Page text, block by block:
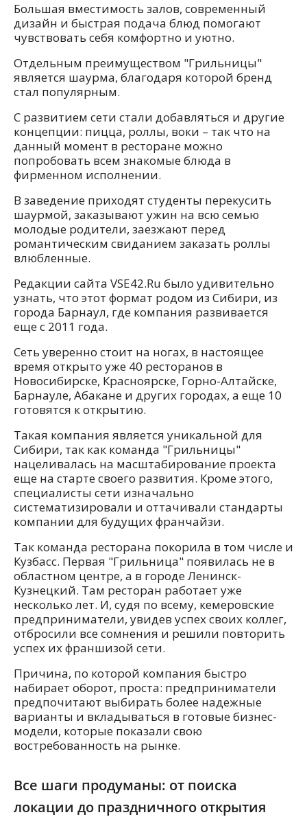
Большая вместимость залов, современный
дизайн и быстрая подача блюд помогают
чувствовать себя комфортно и уютно.
Отдельным преимуществом "Грильницы"
является шаурма, благодаря которой бренд
стал популярным.
С развитием сети стали добавляться и другие
концепции: пицца, роллы, воки – так что на
данный момент в ресторане можно
попробовать всем знакомые блюда в
фирменном исполнении.
В заведение приходят студенты перекусить
шаурмой, заказывают ужин на всю семью
молодые родители, заезжают перед
романтическим свиданием заказать роллы
влюбленные.
Редакции сайта VSE42.Ru было удивительно
узнать, что этот формат родом из Сибири, из
города Барнаул, где компания развивается
еще с 2011 года.
Сеть уверенно стоит на ногах, в настоящее
время открыто уже 40 ресторанов в
Новосибирске, Красноярске, Горно-Алтайске,
Барнауле, Абакане и других городах, а еще 10
готовятся к открытию.
Такая компания является уникальной для
Сибири, так как команда "Грильницы"
нацеливалась на масштабирование проекта
еще на старте своего развития. Кроме этого,
специалисты сети изначально
систематизировали и оттачивали стандарты
компании для будущих франчайзи.
Так команда ресторана покорила в том числе и
Кузбасс. Первая "Грильница" появилась не в
областном центре, а в городе Ленинск-
Кузнецкий. Там ресторан работает уже
несколько лет. И, судя по всему, кемеровские
предприниматели, увидев успех своих коллег,
отбросили все сомнения и решили повторить
успех их франшизой сети.
Причина, по которой компания быстро
набирает оборот, проста: предприниматели
предпочитают выбирать более надежные
варианты и вкладываться в готовые бизнес-
модели, которые показали свою
востребованность на рынке.
Все шаги продуманы: от поиска
локации до праздничного открытия